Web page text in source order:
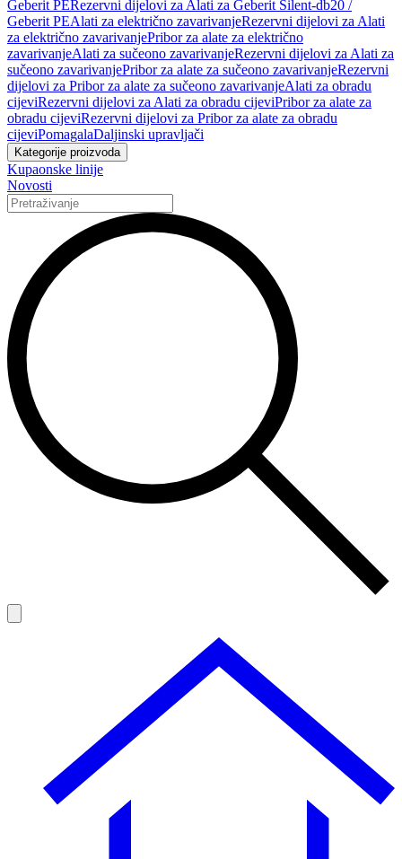
Geberit PERezervni dijelovi za Alati za Geberit Silent-db20 /
Geberit PEAlati za električno zavarivanjeRezervni dijelovi za Alati
za električno zavarivanjePribor za alate za električno
zavarivanjeAlati za sučeono zavarivanjeRezervni dijelovi za Alati za
sučeono zavarivanjePribor za alate za sučeono zavarivanjeRezervni
dijelovi za Pribor za alate za sučeono zavarivanjeAlati za obradu
cijeviRezervni dijelovi za Alati za obradu cijeviPribor za alate za
obradu cijeviRezervni dijelovi za Pribor za alate za obradu
cijeviPomagalaDaljinski upravljači
Kategorije proizvoda
Kupaonske linije
Novosti